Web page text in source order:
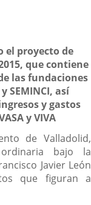
el proyecto de
que contiene
las fundaciones
SEMINCI, así
y gastos
y VIVA
de Valladolid,
bajo la
Javier León
que figuran a